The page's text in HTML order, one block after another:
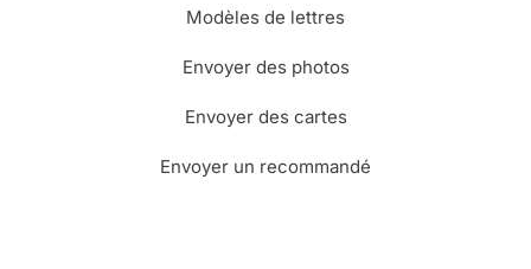
Modèles de lettres
Envoyer des photos
Envoyer des cartes
Envoyer un recommandé